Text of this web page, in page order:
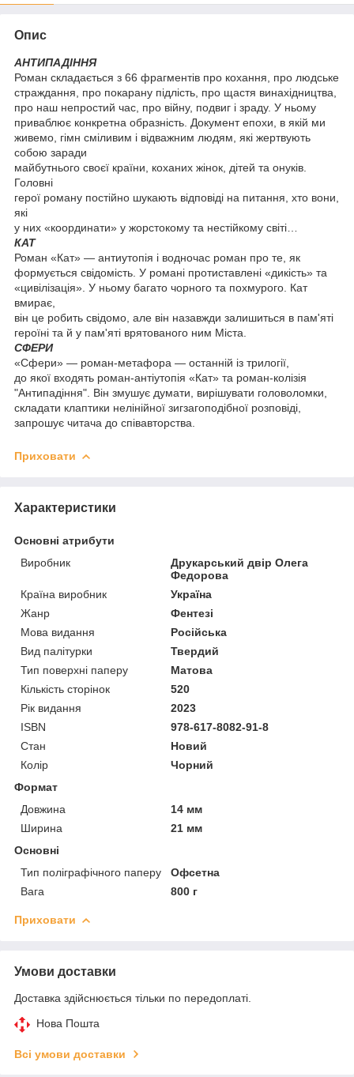
Опис
АНТИПАДІННЯ
Роман складається з 66 фрагментів про кохання, про людське
страждання, про покарану підлість, про щастя винахідництва,
про наш непростий час, про війну, подвиг і зраду. У ньому
приваблює конкретна образність. Документ епохи, в якій ми
живемо, гімн сміливим і відважним людям, які жертвують
собою заради
майбутнього своєї країни, коханих жінок, дітей та онуків.
Головні
герої роману постійно шукають відповіді на питання, хто вони,
які
у них «координати» у жорстокому та нестійкому світі…
КАТ
Роман «Кат» — антиутопія і водночас роман про те, як
формується свідомість. У романі протиставлені «дикість» та
«цивілізація». У ньому багато чорного та похмурого. Кат
вмирає,
він це робить свідомо, але він назавжди залишиться в пам'яті
героїні та й у пам'яті врятованого ним Міста.
СФЕРИ
«Сфери» — роман-метафора — останній із трилогії,
до якої входять роман-антіутопія «Кат» та роман-колізія
"Антипадіння". Він змушує думати, вирішувати головоломки,
складати клаптики нелінійної зигзагоподібної розповіді,
запрошує читача до співавторства.
Приховати
Характеристики
Основні атрибути
Виробник
Друкарський двір Олега
Федорова
Країна виробник
Україна
Жанр
Фентезі
Мова видання
Російська
Вид палітурки
Твердий
Тип поверхні паперу
Матова
Кількість сторінок
520
Рік видання
2023
ISBN
978-617-8082-91-8
Стан
Новий
Колір
Чорний
Формат
Довжина
14 мм
Ширина
21 мм
Основні
Тип поліграфічного паперу
Офсетна
Вага
800 г
Приховати
Умови доставки
Доставка здійснюється тільки по передоплаті.
Нова Пошта
Всі умови доставки